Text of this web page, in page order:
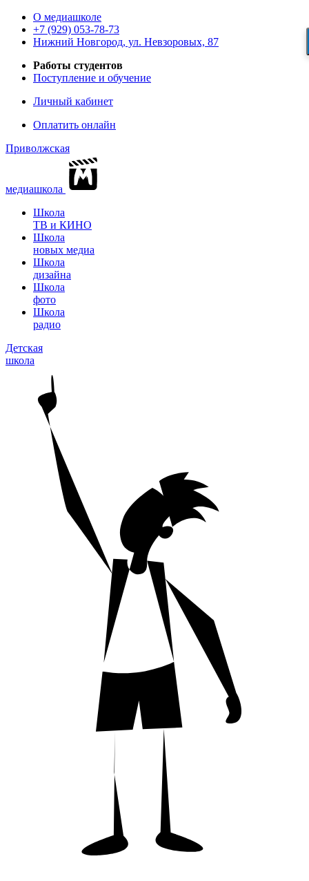
О медиашколе
+7 (929) 053-78-73
Нижний Новгород, ул. Невзоровых, 87
Работы студентов
Поступление и обучение
Личный кабинет
Оплатить онлайн
Приволжская
медиашкола
Школа
ТВ и КИНО
Школа
новых медиа
Школа
дизайна
Школа
фото
Школа
радио
Детская
школа